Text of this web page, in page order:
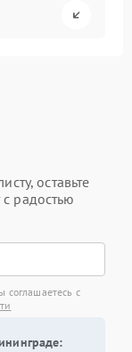
оставьте
радостью
соглашаетесь с